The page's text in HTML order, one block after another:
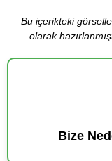
Bu içerikteki
olarak
Bize